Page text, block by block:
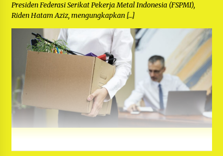
Presiden Federasi Serikat Pekerja Metal Indonesia (FSPMI),
Riden Hatam Aziz, mengungkapkan […]